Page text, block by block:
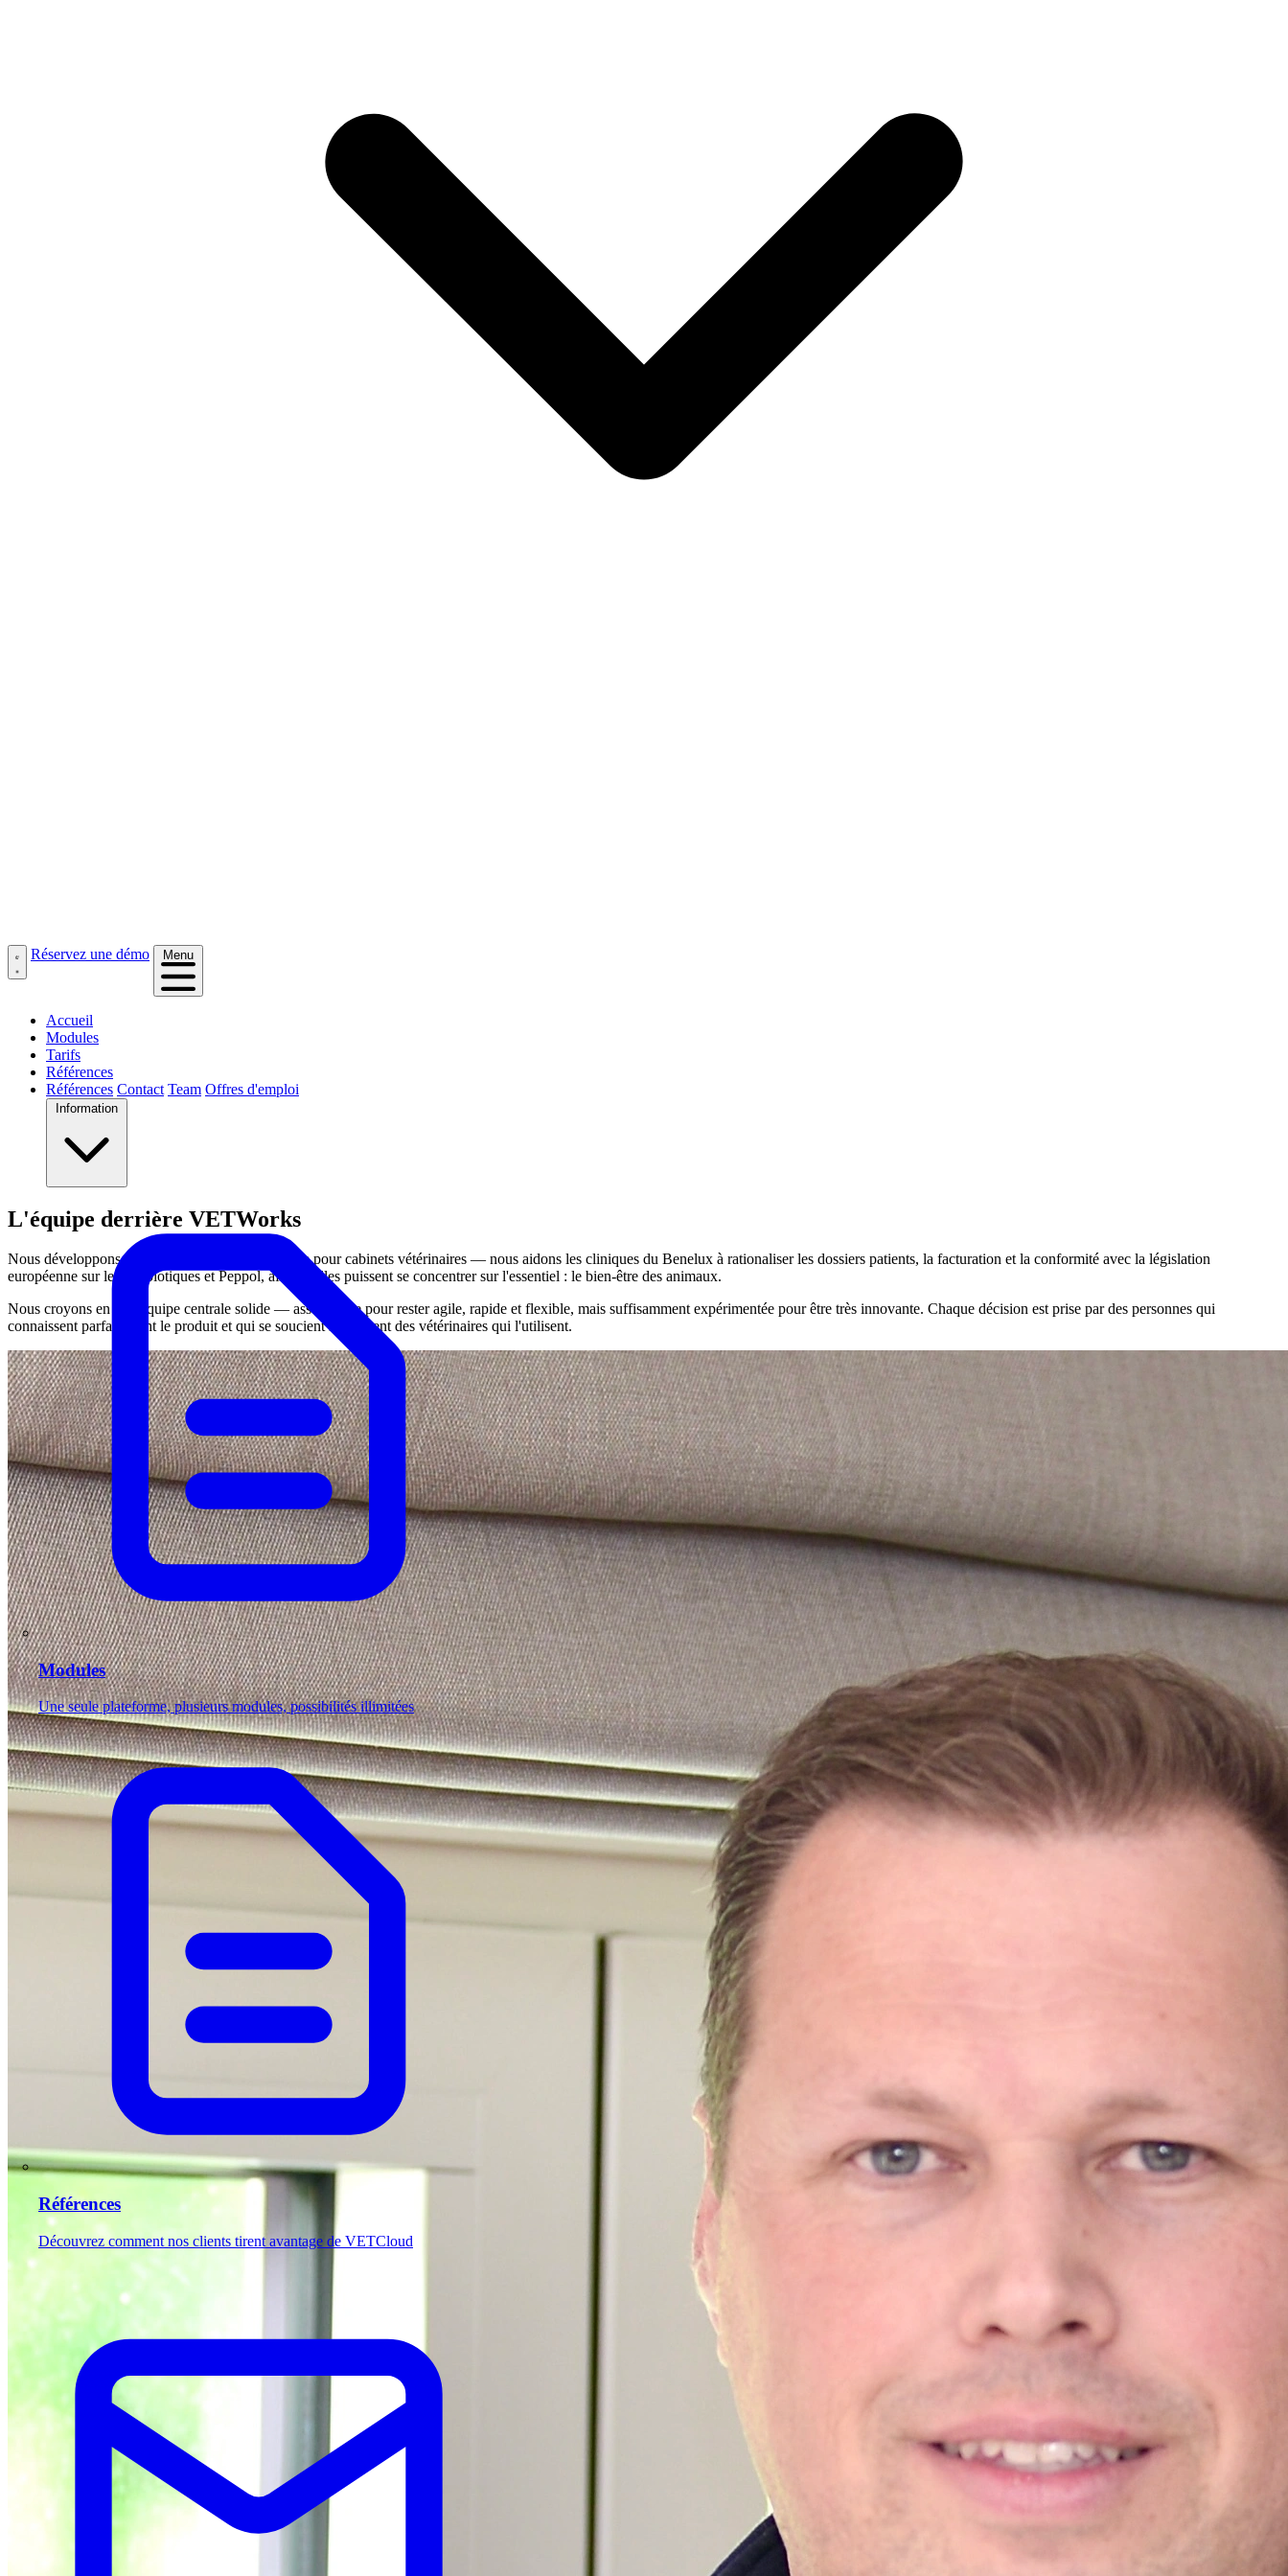
Réservez une démo Menu
Accueil
Modules
Tarifs
Références
Références Contact Team Offres d'emploi
Information
Modules
Une seule plateforme, plusieurs modules, possibilités illimitées
Références
Découvrez comment nos clients tirent avantage de VETCloud
L'équipe derrière VETWorks
Nous développons un logiciel de gestion moderne pour cabinets vétérinaires — nous aidons les cliniques du Benelux à rationaliser les dossiers patients, la facturation et la conformité avec la législation
européenne sur les antibiotiques et Peppol, afin qu'elles puissent se concentrer sur l'essentiel : le bien-être des animaux.
Nous croyons en une équipe centrale solide — assez petite pour rester agile, rapide et flexible, mais suffisamment expérimentée pour être très innovante. Chaque décision est prise par des personnes qui
connaissent parfaitement le produit et qui se soucient réellement des vétérinaires qui l'utilisent.